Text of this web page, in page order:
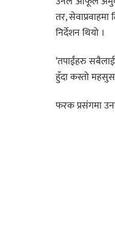
तर,
निर्देशन थियो ।
‘तपाईंहरु
हुँदा कस्तो महसुस
फरक प्रसंगमा